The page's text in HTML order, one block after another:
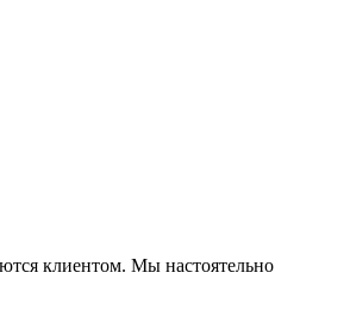
клиентом. Мы настоятельно